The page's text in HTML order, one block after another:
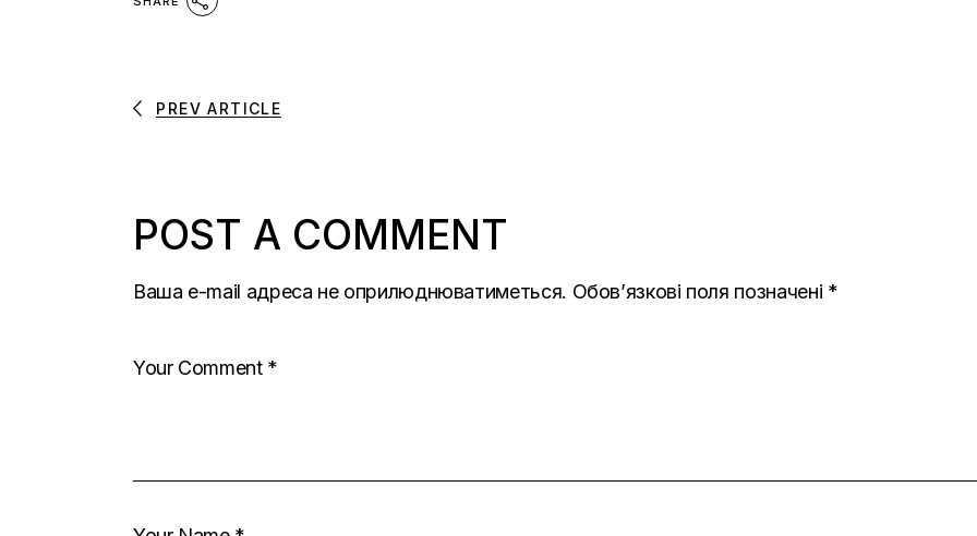
PREV ARTICLE
POST A COMMENT
Ваша e-mail адреса не оприлюднюватиметься. Обов’язкові поля позначені *